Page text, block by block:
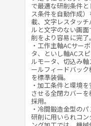
で最適な研削条件と
ス条件を自動作成）
載、文字レスタッチ
ルと文字のない画面
削をより容易に完了。
・工作主軸ACサー
タ、といし軸ACス
ルモータ、切込み軸
ールフィードバック
を標準装備。
・加工条件と環境を
させる全閉カバーを
採用。
・冷間鍛造金型の
研削に用いられコン